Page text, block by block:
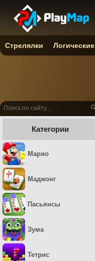
Категории
Марио
Маджонг
Пасьянсы
Зума
Тетрис
Стрелялки Логические